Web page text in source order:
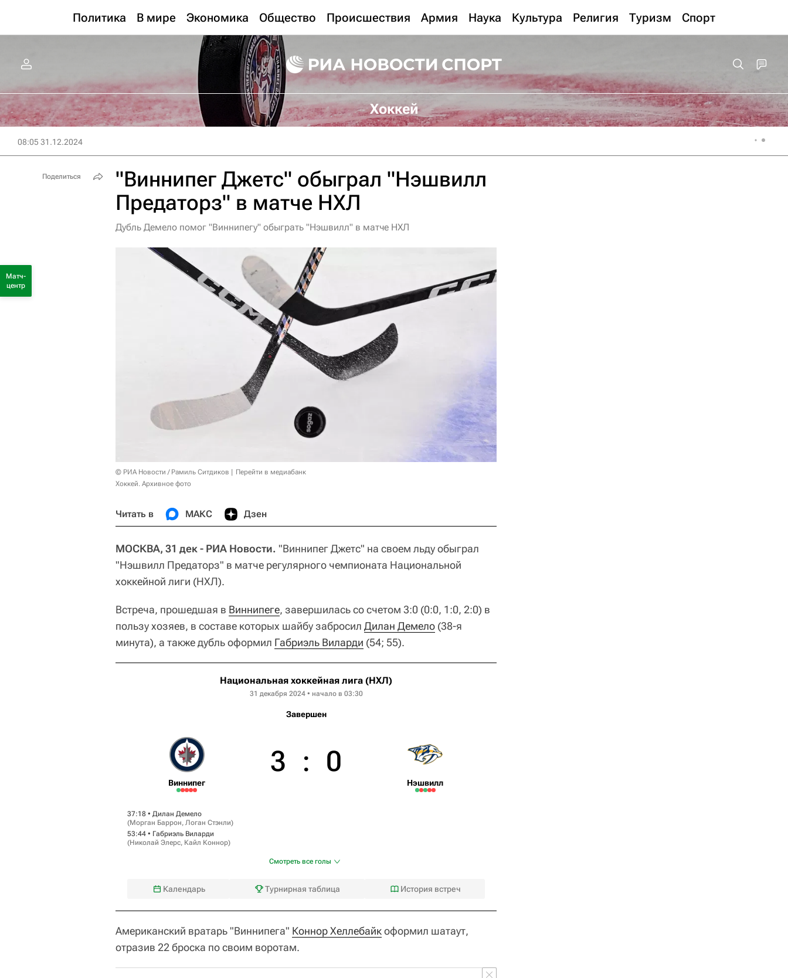
Политика В мире Экономика Общество Происшествия Армия Наука Культура Религия Туризм Спорт
Хоккей
08:05 31.12.2024
"Виннипег Джетс" обыграл "Нэшвилл
Предаторз" в матче НХЛ
Дубль Демело помог "Виннипегу" обыграть "Нэшвилл" в матче НХЛ
© РИА Новости / Рамиль Ситдиков
Перейти в медиабанк
Хоккей. Архивное фото
Читать в МАКС Дзен
МОСКВА, 31 дек - РИА Новости. "Виннипег Джетс" на своем льду обыграл
"Нэшвилл Предаторз" в матче регулярного чемпионата Национальной
хоккейной лиги (НХЛ).
Встреча, прошедшая в Виннипеге, завершилась со счетом 3:0 (0:0, 1:0, 2:0) в
пользу хозяев, в составе которых шайбу забросил Дилан Демело (38-я
минута), а также дубль оформил Габриэль Виларди (54; 55).
Национальная хоккейная лига (НХЛ)
31 декабря 2024 • начало в 03:30
Завершен
Виннипег
3 : 0
Нэшвилл
37:18 • Дилан Демело
(Морган Баррон, Логан Стэнли)
53:44 • Габриэль Виларди
(Николай Элерс, Кайл Коннор)
Смотреть все голы
Календарь Турнирная таблица История встреч
Американский вратарь "Виннипега" Коннор Хеллебайкоформил шатаут,
отразив 22 броска по своим воротам.
Поделиться
Матч-
центр